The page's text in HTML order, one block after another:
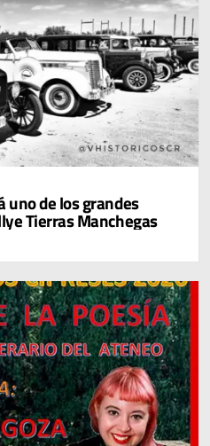
uno de los grandes
Tierras Manchegas